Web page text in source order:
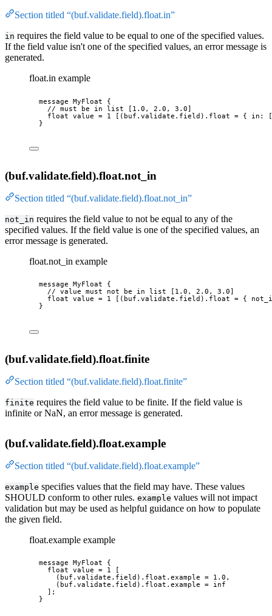
Section titled “(buf.validate.field).float.in”
in requires the field value to be equal to one of the specified values.
If the field value isn't one of the specified values, an error message is
generated.
float.in example
message MyFloat {
// must be in list [1.0, 2.0, 3.0]
float value = 1 [ (buf.validate.field).float = { in : [
}
(buf.validate.field).float.not_in
Section titled “(buf.validate.field).float.not_in”
not_in requires the field value to not be equal to any of the
specified values. If the field value is one of the specified values, an
error message is generated.
float.not_in example
message MyFloat {
// value must not be in list [1.0, 2.0, 3.0]
float value = 1 (buf.validate.field).float = {
}
(buf.validate.field).float.finite
Section titled “(buf.validate.field).float.finite”
finite requires the field value to be finite. If the field value is
infinite or NaN, an error message is generated.
(buf.validate.field).float.example
Section titled “(buf.validate.field).float.example”
example specifies values that the field may have. These values
SHOULD conform to other rules. example values will not impact
validation but may be used as helpful guidance on how to populate
the given field.
float.example example
message MyFloat {
float value = 1
[
(buf.validate.field) .float .example = 1.0 ,
(buf.validate.field) .float .example =
inf
];
}